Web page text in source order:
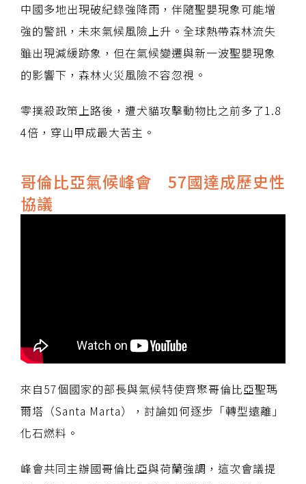
中國多地出現破紀錄強降雨，伴隨聖嬰現象可能增
強的警訊，未來氣候風險上升。全球熱帶森林流失
雖出現減緩跡象，但在氣候變遷與新一波聖嬰現象
的影響下，森林火災風險不容忽視。
零撲殺政策上路後，遭犬貓攻擊動物比之前多了1.8
4倍，穿山甲成最大苦主。
哥倫比亞氣候峰會 57國達成歷史性
協議
來自57個國家的部長與氣候特使齊聚哥倫比亞聖瑪
爾塔（Santa Marta），討論如何逐步「轉型遠離」
化石燃料。
峰會共同主辦國哥倫比亞與荷蘭強調，這次會議提